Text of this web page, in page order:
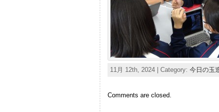
11月 12th, 2024 | Category: 今日の玉
Comments are closed.